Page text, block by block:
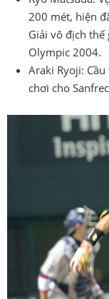
200 mét, hiện
Giải vô địch
Olympic 2004.
Araki Ryoji:
chơi cho